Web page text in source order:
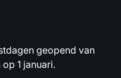
geopend van
op 1 januari.